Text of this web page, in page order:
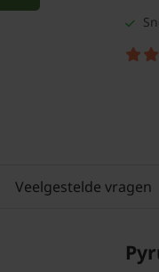
Veelgestelde vragen